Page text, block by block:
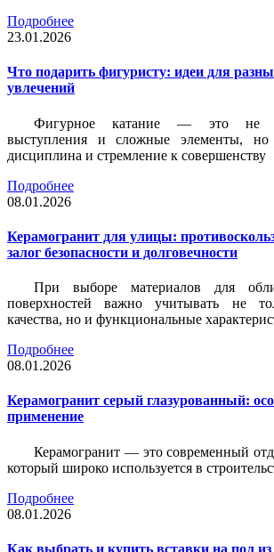
Подробнее
23.01.2026
Что подарить фигуристу: идеи для
увлечений
Фигурное катание — это не
выступления и сложные элементы,
дисциплина и стремление к совершенству
Подробнее
08.01.2026
Керамогранит для улицы:
залог безопасности и долговечности
При выборе материалов для
поверхностей важно учитывать не
качества, но и функциональные
Подробнее
08.01.2026
Керамогранит серый глазурованный:
применение
Керамогранит — это современный
который широко используется в
Подробнее
08.01.2026
Как выбрать и купить вставки на пол из